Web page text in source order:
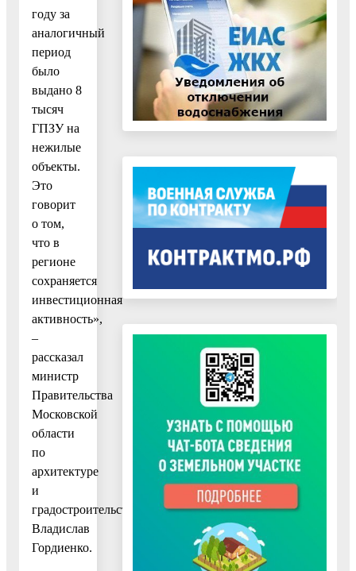
году за
аналогичный
период
было
выдано 8
тысяч
ГПЗУ на
нежилые
объекты.
Это
говорит
о том,
что в
регионе
сохраняется
инвестиционная
активность»,
–
рассказал
министр
Правительства
Московской
области
по
архитектуре
и
градостроительству
Владислав
Гордиенко.